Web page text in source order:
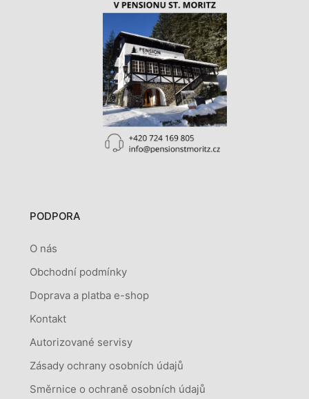
PODPORA
O nás
Obchodní podmínky
Doprava a platba e-shop
Kontakt
Autorizované servisy
Zásady ochrany osobních údajů
Směrnice o ochraně osobních údajů